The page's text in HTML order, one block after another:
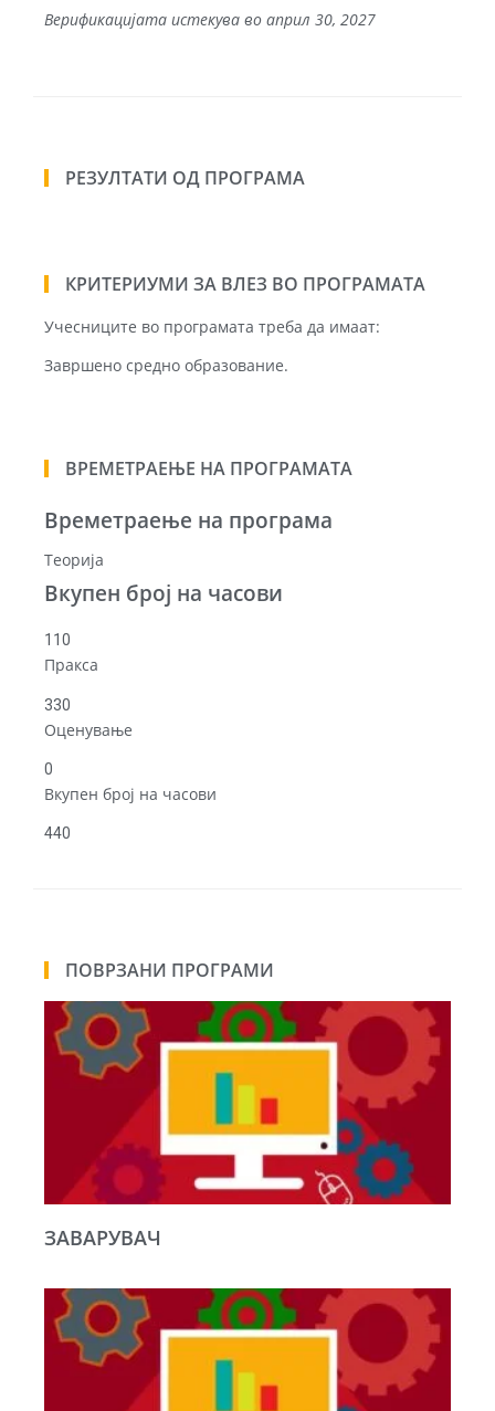
Верификацијата истекува во април 30, 2027
РЕЗУЛТАТИ ОД ПРОГРАМА
КРИТЕРИУМИ ЗА ВЛЕЗ ВО ПРОГРАМАТА
Учесниците во програмата треба да имаат:
Завршено средно образование.
ВРЕМЕТРАЕЊЕ НА ПРОГРАМАТА
Времетраење на програма
Теорија
Вкупен број на часови
110
Пракса
330
Оценување
0
Вкупен број на часови
440
ПОВРЗАНИ ПРОГРАМИ
ЗАВАРУВАЧ